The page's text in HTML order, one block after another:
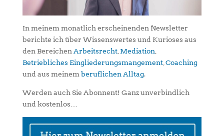
In meinem monatlich erscheinenden Newsletter
berichte ich über Wissenswertes und Kurioses aus
den BereichenArbeitsrecht,Mediation,
Betriebliches Eingliederungsmangement,Coaching
und aus meinemberuflichen Alltag.
Werden auch Sie Abonnent! Ganz unverbindlich
und kostenlos…